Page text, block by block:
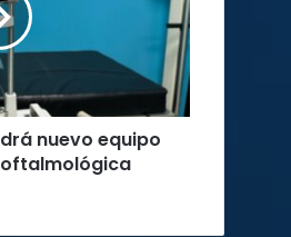
nuevo equipo